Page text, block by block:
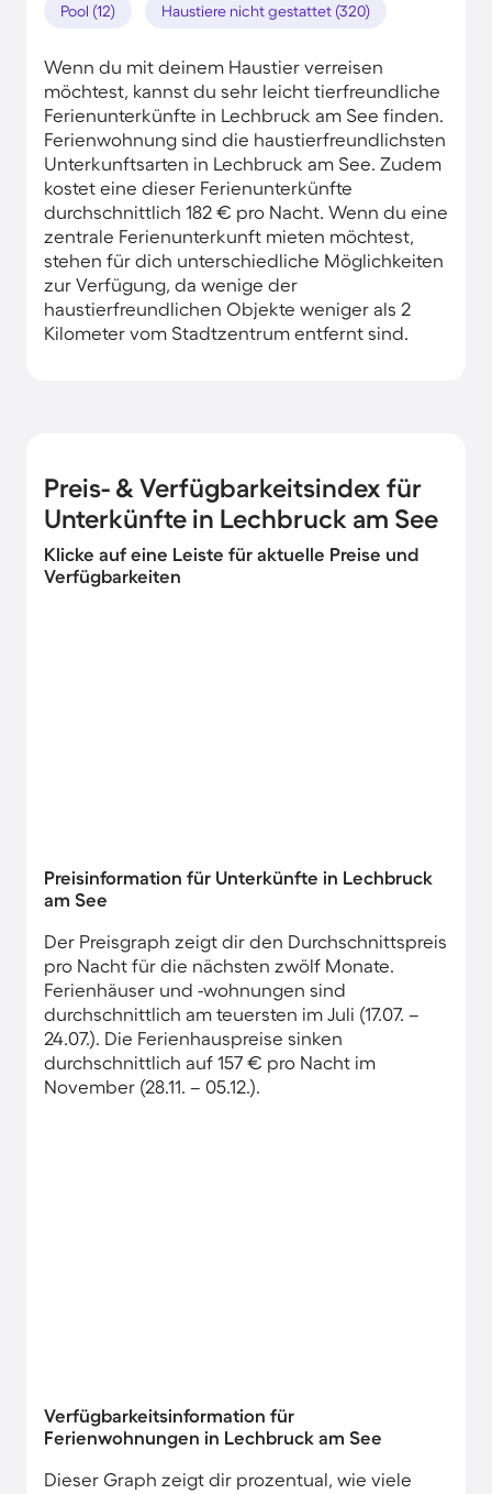
Pool (12) Haustiere nicht gestattet (320)
Wenn du mit deinem Haustier verreisen
möchtest, kannst du sehr leicht tierfreundliche
Ferienunterkünfte in Lechbruck am See finden.
Ferienwohnung sind die haustierfreundlichsten
Unterkunftsarten in Lechbruck am See. Zudem
kostet eine dieser Ferienunterkünfte
durchschnittlich 182 € pro Nacht. Wenn du eine
zentrale Ferienunterkunft mieten möchtest,
stehen für dich unterschiedliche Möglichkeiten
zur Verfügung, da wenige der
haustierfreundlichen Objekte weniger als 2
Kilometer vom Stadtzentrum entfernt sind.
Preis- & Verfügbarkeitsindex für
Unterkünfte in Lechbruck am See
Klicke auf eine Leiste für aktuelle Preise und
Verfügbarkeiten
Preisinformation für Unterkünfte in Lechbruck
am See
Der Preisgraph zeigt dir den Durchschnittspreis
pro Nacht für die nächsten zwölf Monate.
Ferienhäuser und -wohnungen sind
durchschnittlich am teuersten im Juli (17.07. –
24.07.). Die Ferienhauspreise sinken
durchschnittlich auf 157 € pro Nacht im
November (28.11. – 05.12.).
Verfügbarkeitsinformation für
Ferienwohnungen in Lechbruck am See
Dieser Graph zeigt dir prozentual, wie viele